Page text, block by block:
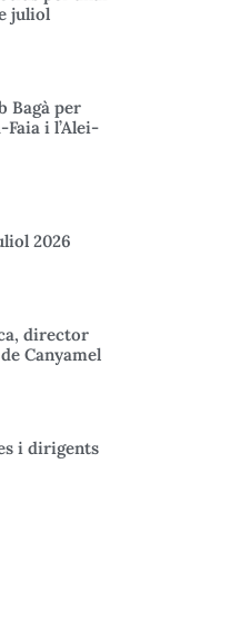
juliol
Bagà per
i l’Alei-
2026
director
Canyamel
i dirigents